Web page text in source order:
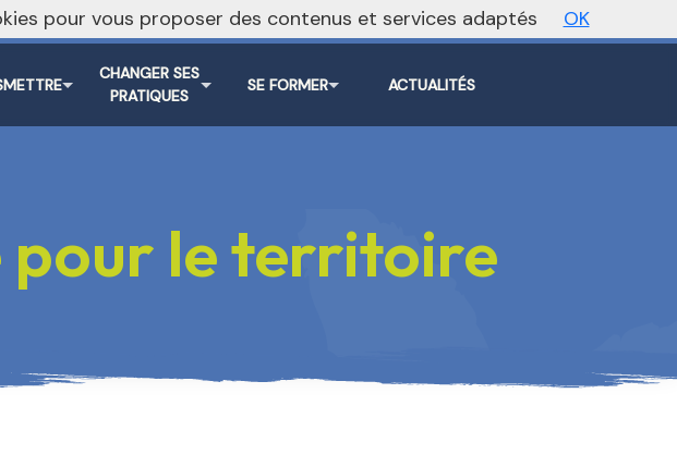
Vers le site régional Vers le site national
CHANGER SES
PRATIQUES
SE FORMER ACTUALITÉS
pour le territoire
pour vous proposer des contenus et services adaptés OK